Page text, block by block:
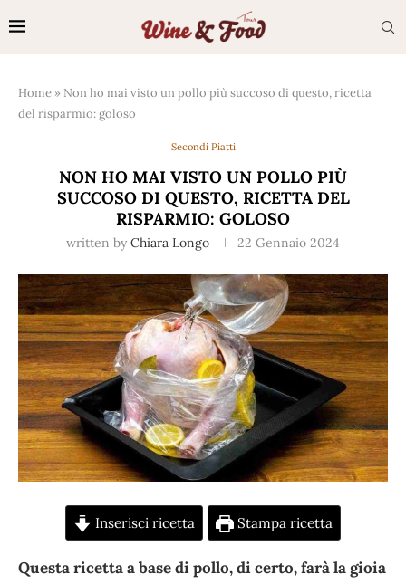
Home » Non ho mai visto un pollo più succoso di questo, ricetta
del risparmio: goloso
Secondi Piatti
NON HO MAI VISTO UN POLLO PIÙ
SUCCOSO DI QUESTO, RICETTA DEL
RISPARMIO: GOLOSO
written by Chiara Longo 22 Gennaio 2024
Inserisci ricetta Stampa ricetta
Questa ricetta a base di pollo, di certo, farà la gioia